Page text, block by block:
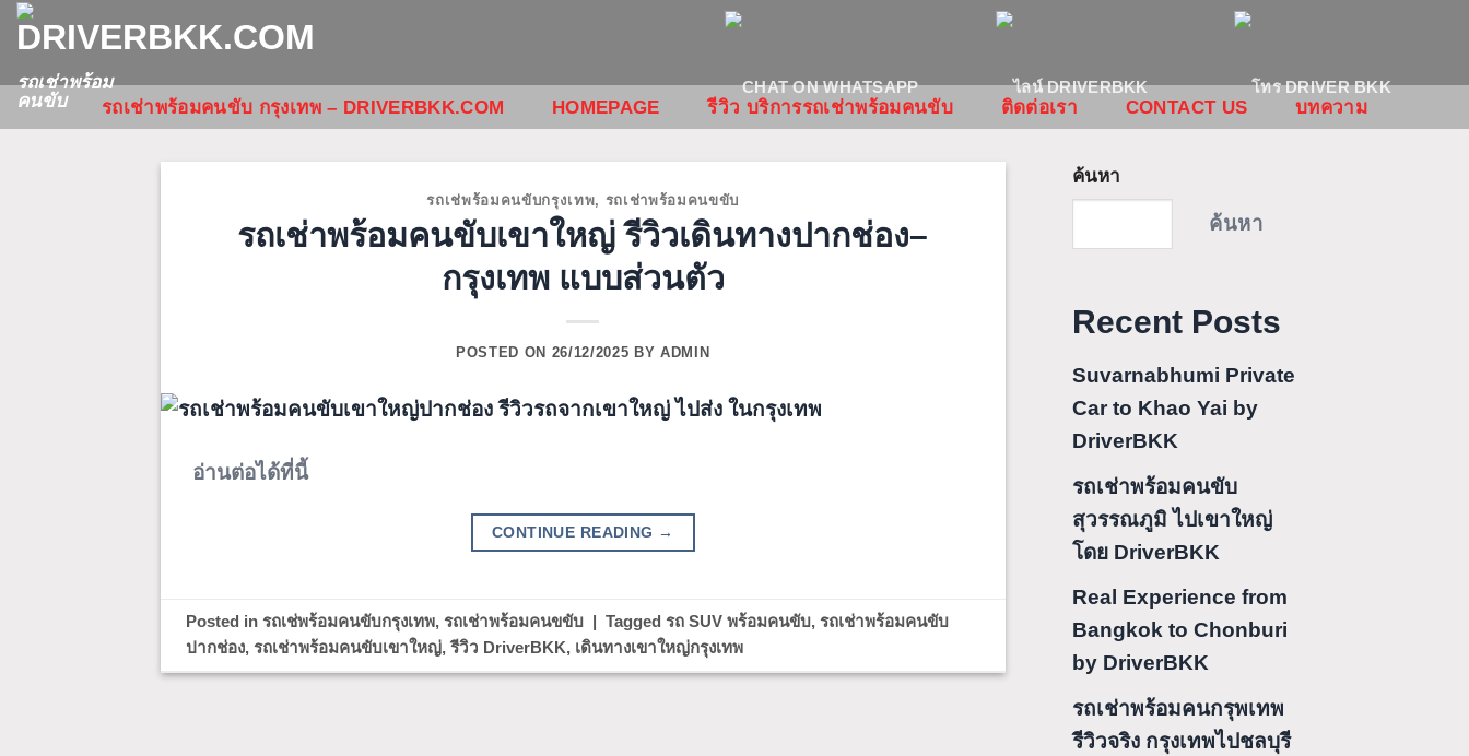
ข้าม
ไป
ยัง
เนื้อหา
รถเช่าพร้อม
คนขับ
รถเช่าพร้อมคนขับ กรุงเทพ – DRIVERBKK.COM HOMEPAGE รีวิว บริการรถเช่าพร้อมคนขับ ติดต่อเรา CONTACT US บทความ
รถเช่พร้อมคนขับกรุงเทพ, รถเช่าพร้อมคนขขับ
รถเช่าพร้อมคนขับเขาใหญ่ รีวิวเดินทางปากช่อง–
กรุงเทพ แบบส่วนตัว
POSTED ON 26/12/2025 BYADMIN
อ่านต่อได้ที่นี้
CONTINUE READING →
Posted in รถเช่พร้อมคนขับกรุงเทพ, รถเช่าพร้อมคนขขับ | Tagged รถ SUV พร้อมคนขับ, รถเช่าพร้อมคนขับ
ปากช่อง, รถเช่าพร้อมคนขับเขาใหญ่,รีวิว DriverBKK, เดินทางเขาใหญ่กรุงเทพ
ค้นหา
ค้นหา
Recent Posts
Suvarnabhumi Private
Car to Khao Yai by
DriverBKK
รถเช่าพร้อมคนขับ
สุวรรณภูมิ ไปเขาใหญ่
โดย DriverBKK
Real Experience from
Bangkok to Chonburi
by DriverBKK
รถเช่าพร้อมคนกรุพเทพ
รีวิวจริง กรุงเทพไปชลบุรี